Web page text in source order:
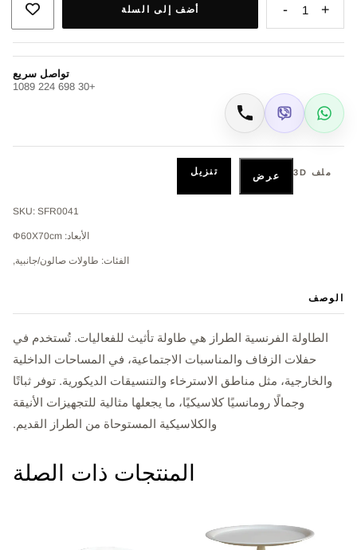
+
1
- أضف إلى السلة
تواصل سريع
+30 698 224 1089
WhatsApp
Viber اتصال
ملف 3D عرض تنزيل
SKU: SFR0041
الأبعاد: Φ60Χ70cm
الفئات: طاولات صالون/جانبية,
الوصف
الطاولة الفرنسية الطراز هي طاولة تأثيث للفعاليات. تُستخدم في
حفلات الزفاف والمناسبات الاجتماعية، في المساحات الداخلية
والخارجية، مثل مناطق الاسترخاء والتنسيقات الديكورية. توفر ثباتًا
وجمالًا رومانسيًا كلاسيكيًا، ما يجعلها مثالية للتجهيزات الأنيقة
والكلاسيكية المستوحاة من الطراز القديم.
المنتجات ذات الصلة